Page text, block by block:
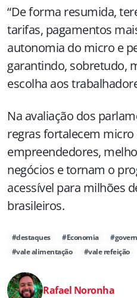
“De forma resumida,
tarifas, pagamentos
autonomia do micro e
garantindo, sobretudo,
escolha aos
Na avaliação dos
regras fortalecem micro
empreendedores,
negócios e tornam o
acessível para milhões
brasileiros.
#destaques #Economia
#vale alimentação
#vale refeição
Rafael Noronha